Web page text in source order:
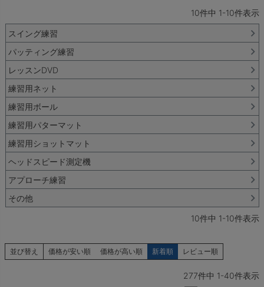
10件中 1-10件表示
スイング練習
パッティング練習
レッスンDVD
練習用ネット
練習用ボール
練習用パターマット
練習用ショットマット
ヘッドスピード測定機
アプローチ練習
その他
10件中 1-10件表示
並び替え 価格が安い順 価格が高い順 新着順 レビュー順
277件中 1-40件表示